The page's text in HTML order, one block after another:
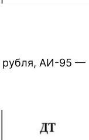
рубля, АИ-95 —